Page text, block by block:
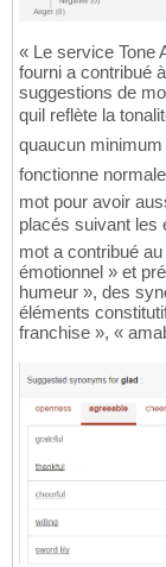
« Le service Tone
fourni a contribué
suggestions de
quil reflète la
quaucun
fonctionne
mot pour avoir
placés suivant les
mot a contribué
émotionnel » et
humeur », des
éléments
franchise », «